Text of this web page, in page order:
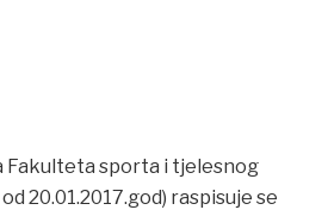
Fakulteta sporta i tjelesnog
20.01.2017.god) raspisuje se